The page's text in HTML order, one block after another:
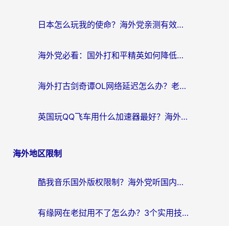
日本怎么玩我的使命？海外党亲测有效的国服游戏加速指南（附避坑技巧）
海外党必看：国外打和平精英如何降低延迟？附3款热门国服游戏加速方案
海外打古剑奇谭OL网络延迟怎么办？老玩家亲测有效的加速器选择指南
英国玩QQ飞车用什么加速器最好？海外党亲测，告别漂移卡顿的终极选择
海外地区限制
酷我音乐国外版权限制？海外党听国内歌、玩游戏、看剧的一站式解决方案
有缘网在老挝用不了怎么办？3个实用技巧解决海外访问国内服务难题